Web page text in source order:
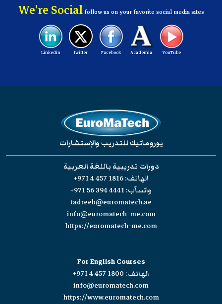
We're Socialfollow us on your favorite social media sites
YouTube
Academia
Facebook
twitter
Linkedin
يوروماتيك للتدريب والإستشارات
دورات تدريبية باللغة العربية
الهاتف:+971 4 457 1816
واتسآب:+971 56 394 4441
tadreeb@euromatech.ae
info@euromatech-me.com
https://euromatech-me.com
For English Courses
الهاتف: +971 4 457 1800
info@euromatech.com
https://www.euromatech.com